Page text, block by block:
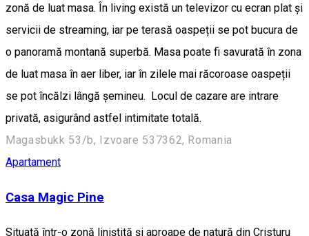
zonă de luat masa. În living există un televizor cu ecran plat și
servicii de streaming, iar pe terasă oaspeții se pot bucura de
o panoramă montană superbă. Masa poate fi savurată în zona
de luat masa în aer liber, iar în zilele mai răcoroase oaspeții
se pot încălzi lângă șemineu. Locul de cazare are intrare
privată, asigurând astfel intimitate totală.
Magasbukk 53/b, Izvoare 537362, Romania
Apartament
Casa Magic Pine
Situată într-o zonă liniștită și aproape de natură din Cristuru